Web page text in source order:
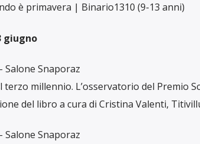
è primavera | Binario1310 (9-13 anni)
giugno
Salone Snaporaz
terzo millennio. L’osservatorio del Premio
del libro a cura di Cristina Valenti,
Salone Snaporaz